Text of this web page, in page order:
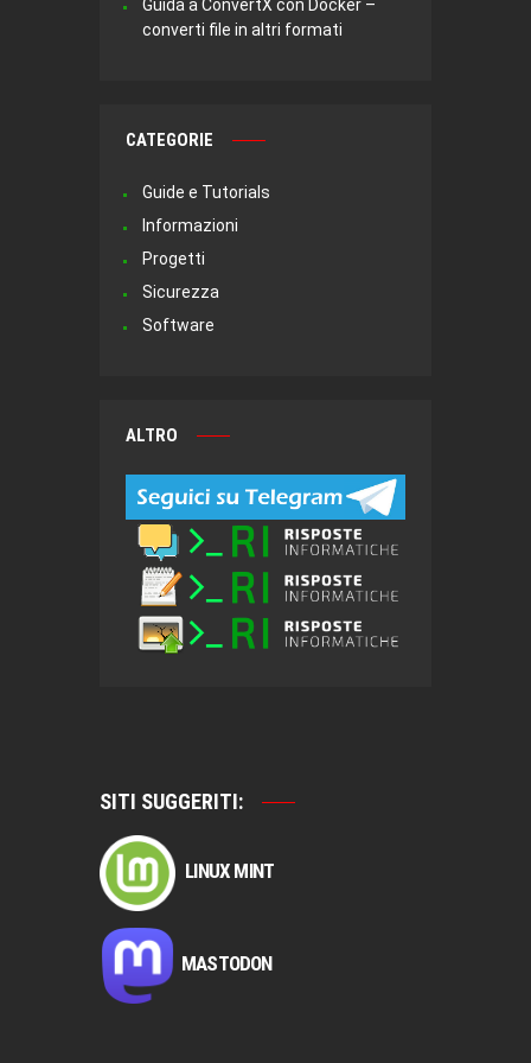
Guida a ConvertX con Docker –
converti file in altri formati
CATEGORIE
Guide e Tutorials
Informazioni
Progetti
Sicurezza
Software
ALTRO
SITI SUGGERITI:
LINUX MINT
MASTODON